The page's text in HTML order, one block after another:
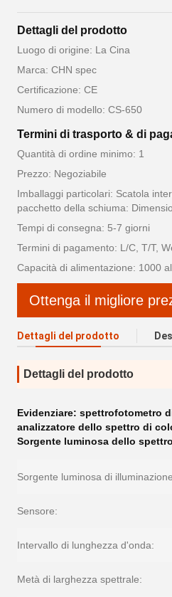
Dettagli del prodotto
Luogo di origine: La Cina
Marca: CHN spec
Certificazione: CE
Numero di modello: CS-650
Termini di trasporto & di
Quantità di ordine minimo: 1
Prezzo: Negoziabile
Imballaggi particolari: Scatola
pacchetto della schiuma:
Tempi di consegna: 5-7 giorni
Termini di pagamento: L/C, T/T,
Capacità di alimentazione: 1000
Ottenga il migliore
Dettagli del prodotto
Dettagli del prodotto
Evidenziare: spettrofotometro
analizzatore dello spettro di
Sorgente luminosa dello
Sorgente luminosa di
Sensore:
Intervallo di lunghezza d'onda:
Metà di larghezza spettrale: